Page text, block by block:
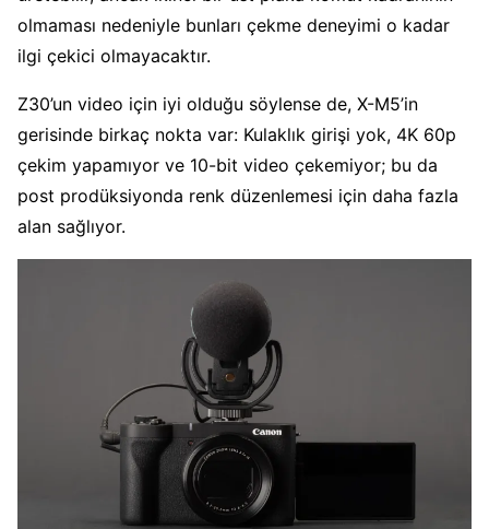
olmaması nedeniyle bunları çekme deneyimi o kadar
ilgi çekici olmayacaktır.
Z30’un video için iyi olduğu söylense de, X-M5’in
gerisinde birkaç nokta var: Kulaklık girişi yok, 4K 60p
çekim yapamıyor ve 10-bit video çekemiyor; bu da
post prodüksiyonda renk düzenlemesi için daha fazla
alan sağlıyor.